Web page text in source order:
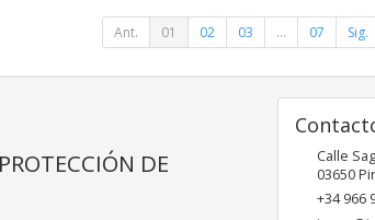
Ant. 01 02 03 ... 07 Sig.
DE
Calle
03650
+34 966